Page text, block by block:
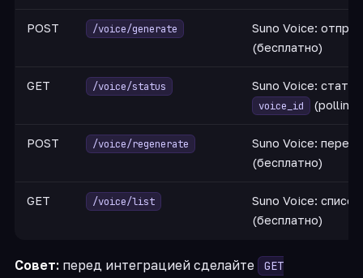
POST /voice/generate
Suno Voice:
(бесплатно)
GET /voice/status
Suno Voice:
voice_id
(polling,
POST /voice/regenerate
Suno Voice:
(бесплатно)
GET /voice/list
Suno Voice:
(бесплатно)
Совет: перед интеграцией сделайте
GET